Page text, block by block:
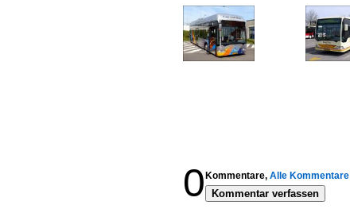
0 Kommentare, Alle Kommentare
Kommentar verfassen